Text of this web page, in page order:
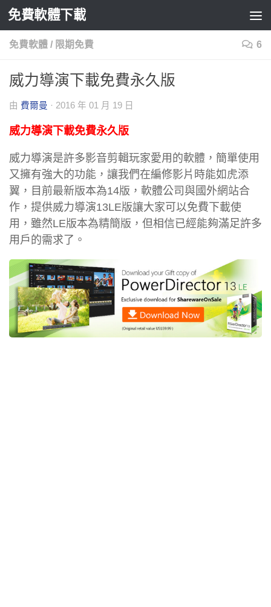
Skip to content
免費軟體下載
免費軟體 / 限期免費 6
威力導演下載免費永久版
由 費爾曼 · 2016 年 01 月 19 日
威力導演下載免費永久版
威力導演是許多影音剪輯玩家愛用的軟體，簡單使用
又擁有強大的功能，讓我們在編修影片時能如虎添
翼，目前最新版本為14版，軟體公司與國外網站合
作，提供威力導演13LE版讓大家可以免費下載使
用，雖然LE版本為精簡版，但相信已經能夠滿足許多
用戶的需求了。